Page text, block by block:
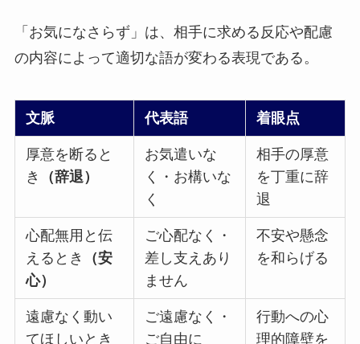
「お気になさらず」は、相手に求める反応や配慮
の内容によって適切な語が変わる表現である。
文脈 代表語 着眼点
厚意を断ると
き
（辞退）
お気遣いな
く・お構いな
く
相手の厚意
を丁重に辞
退
心配無用と伝
えるとき
（安
心）
ご心配なく・
差し支えあり
ません
不安や懸念
を和らげる
遠慮なく動い
てほしいとき
ご遠慮なく・
ご自由に
行動への心
理的障壁を